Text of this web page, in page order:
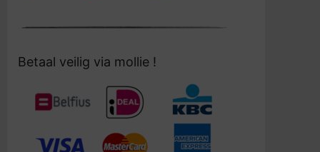
Betaal veilig via mollie !